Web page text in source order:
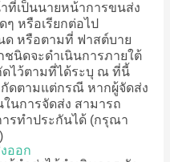
ที่เป็นนายหน้าการขนส่ง
หรือเรียกต่อไป
ด หรือตามที่ ฟาสต์บาย
นิดจะดำเนินการภายใต้
ดไว้ตามที่ได้ระบุ ณ ที่นี้
ดตามแต่กรณี หากผู้จัดส่ง
นการจัดส่ง สามารถ
ารทำประกันได้ (กรุณา
ออก